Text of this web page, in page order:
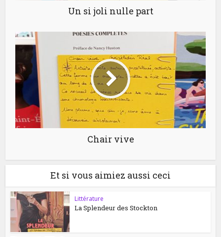
Un si joli nulle part
Chair vive
Et si vous aimiez aussi ceci
Littérature
La Splendeur des Stockton